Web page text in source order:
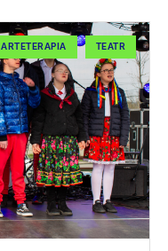
ARTETERAPIA TEATR